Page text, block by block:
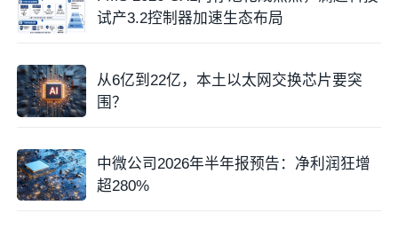
试产3.2控制器加速生态布局
从6亿到22亿，本土以太网交换芯片要突
围？
中微公司2026年半年报预告：净利润狂增
超280%